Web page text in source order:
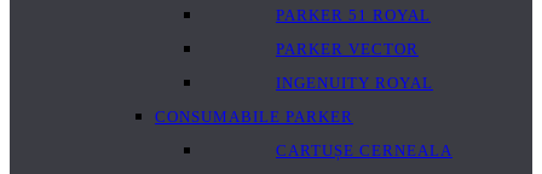
PARKER 51 ROYAL
PARKER VECTOR
INGENUITY ROYAL
CONSUMABILE PARKER
CARTUȘE CERNEALA